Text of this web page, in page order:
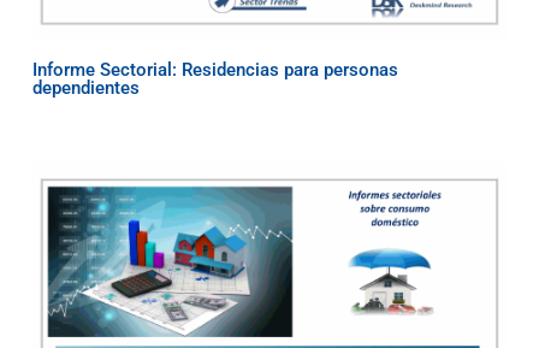
Informe Sectorial: Residencias para personas
dependientes